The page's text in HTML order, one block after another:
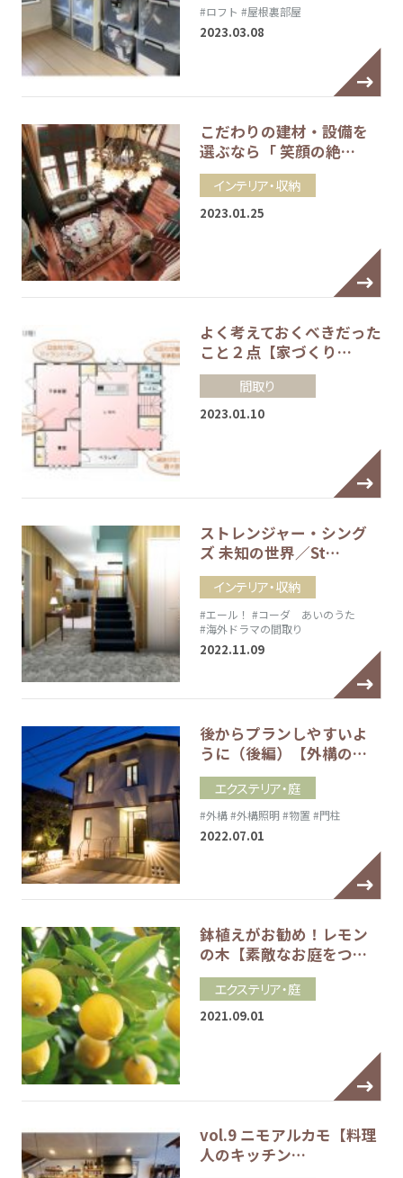
#ロフト #屋根裏部屋
2023.03.08
こだわりの建材・設備を
選ぶなら「 笑顔の絶…
インテリア・収納
2023.01.25
よく考えておくべきだった
こと２点【家づくり…
間取り
2023.01.10
ストレンジャー・シング
ズ 未知の世界／St…
インテリア・収納
#エール！ #コーダ あいのうた
#海外ドラマの間取り
2022.11.09
後からプランしやすいよ
うに（後編）【外構の…
エクステリア・庭
#外構#外構照明 #物置 #門柱
2022.07.01
鉢植えがお勧め！レモン
の木【素敵なお庭をつ…
エクステリア・庭
2021.09.01
vol.9 ニモアルカモ【料理
人のキッチン…